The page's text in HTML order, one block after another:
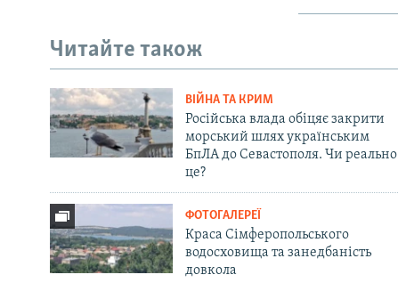
Читайте також
ВІЙНА ТА КРИМ
Російська влада обіцяє закрити
морський шлях українським
БпЛА до Севастополя. Чи реально
це?
ФОТОГАЛЕРЕЇ
Краса Сімферопольського
водосховища та занедбаність
довкола